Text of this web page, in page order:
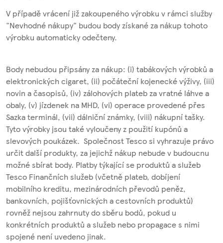
V případě vrácení již zakoupeného výrobku v rámci služby
"Nevhodné nákupy" budou body získané za nákup tohoto
výrobku automaticky odečteny.
Body nebudou připsány za nákup: (i) tabákových výrobků a
elektronických cigaret, (ii) počáteční kojenecké výživy, (iii)
novin a časopisů, (iv) zálohových plateb za vratné láhve a
obaly, (v) jízdenek na MHD, (vi) operace provedené přes
Sazka terminál, (vii) dálniční známky, (viii) nákupní tašky.
Tyto výrobky jsou také vyloučeny z použití kupónů a
slevových poukázek. Společnost Tesco si vyhrazuje právo
určit další produkty, za jejichž nákup nebude v budoucnu
možné sbírat body. Platby týkající se produktů a služeb
Tesco Finančních služeb (včetně plateb, dobíjení
mobilního kreditu, mezinárodních převodů peněz,
bankovních, pojišťovnických a cestovních produktů)
rovněž nejsou zahrnuty do sběru bodů, pokud u
konkrétních produktů a služeb nebo propagace s nimi
spojené není uvedeno jinak.